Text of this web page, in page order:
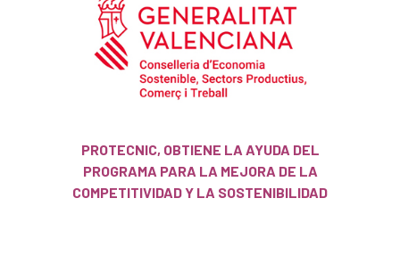
PROTECNIC, OBTIENE LA AYUDA DEL
PROGRAMA PARA LA MEJORA DE LA
COMPETITIVIDAD Y LA SOSTENIBILIDAD